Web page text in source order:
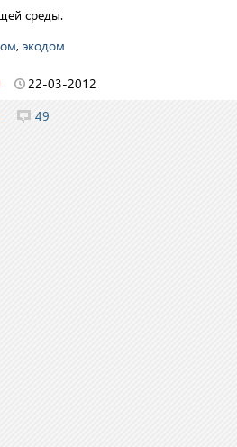
среды.
, экодом
22-03-2012
49